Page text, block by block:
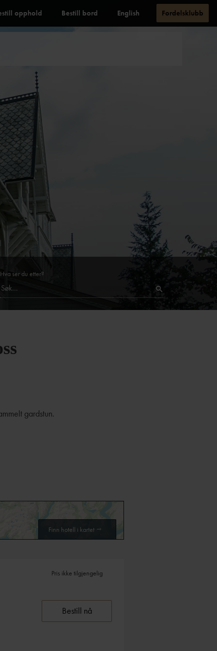
opphold Bestill bord English Fordelsklubb
Hva ser du etter?
gardstun.
Finn hotell i kartet
Pris ikke tilgjengelig
Bestill nå